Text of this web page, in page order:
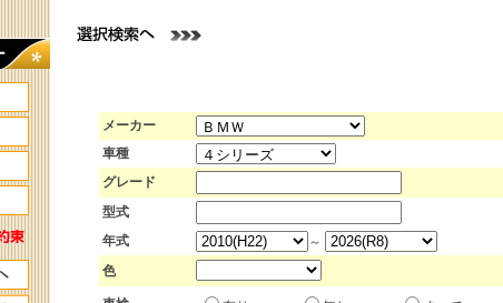
メーカー
車種
グレード
型式
年式
～
色